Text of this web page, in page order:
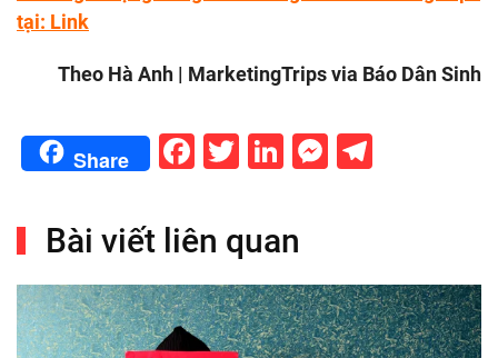
tại: Link
Theo Hà Anh | MarketingTrips via Báo Dân Sinh
Share Facebook
Twitter
LinkedIn
Bài viết liên quan